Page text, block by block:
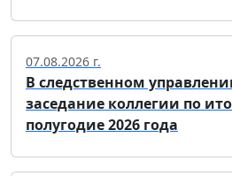
07.08.2026 г.
В следственном
заседание коллегии по
полугодие 2026 года